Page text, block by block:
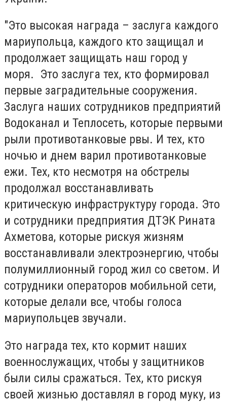
"Это высокая награда – заслуга каждого
мариупольца, каждого кто защищал и
продолжает защищать наш город у
моря. Это заслуга тех, кто формировал
первые заградительные сооружения.
Заслуга наших сотрудников предприятий
Водоканал и Теплосеть, которые первыми
рыли противотанковые рвы. И тех, кто
ночью и днем варил противотанковые
ежи. Тех, кто несмотря на обстрелы
продолжал восстанавливать
критическую инфраструктуру города. Это
и сотрудники предприятия ДТЭК Рината
Ахметова, которые рискуя жизням
восстанавливали электроэнергию, чтобы
полумиллионный город жил со светом. И
сотрудники операторов мобильной сети,
которые делали все, чтобы голоса
мариупольцев звучали.
Это награда тех, кто кормит наших
военнослужащих, чтобы у защитников
были силы сражаться. Тех, кто рискуя
своей жизнью доставлял в город муку, из